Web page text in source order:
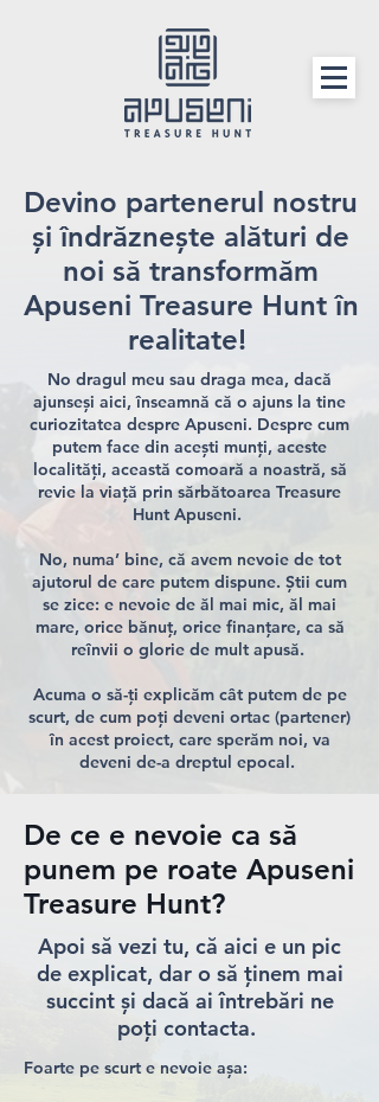
Devino partenerul nostru
și îndrăznește alături de
noi să transformăm
Apuseni Treasure Hunt în
realitate!
No dragul meu sau draga mea, dacă
ajunseși aici, înseamnă că o ajuns la tine
curiozitatea despre Apuseni. Despre cum
putem face din acești munți, aceste
localități, această comoară a noastră, să
revie la viață prin sărbătoarea Treasure
Hunt Apuseni.
No, numa’ bine, că avem nevoie de tot
ajutorul de care putem dispune. Știi cum
se zice: e nevoie de ăl mai mic, ăl mai
mare, orice bănuț, orice finanțare, ca să
reînvii o glorie de mult apusă.
Acuma o să-ți explicăm cât putem de pe
scurt, de cum poți deveni ortac (partener)
în acest proiect, care sperăm noi, va
deveni de-a dreptul epocal.
zicem mai multe despre ce e nevoie. Vrei?
No, șezi blând/ă.
De ce e nevoie ca să
punem pe roate Apuseni
Treasure Hunt?
Apoi să vezi tu, că aici e un pic
de explicat, dar o să ținem mai
succint și dacă ai întrebări ne
poți contacta.
Foarte pe scurt e nevoie așa: